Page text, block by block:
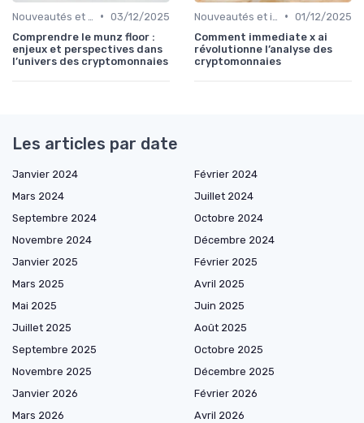
• 03/12/2025
Comprendre le munz floor :
enjeux et perspectives dans
l’univers des cryptomonnaies
• 01/12/2025
Comment immediate x ai
révolutionne l’analyse des
cryptomonnaies
Les articles par date
Janvier 2024
Février 2024
Mars 2024
Juillet 2024
Septembre 2024
Octobre 2024
Novembre 2024
Décembre 2024
Janvier 2025
Février 2025
Mars 2025
Avril 2025
Mai 2025
Juin 2025
Juillet 2025
Août 2025
Septembre 2025
Octobre 2025
Novembre 2025
Décembre 2025
Janvier 2026
Février 2026
Mars 2026
Avril 2026